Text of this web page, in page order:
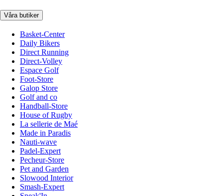
Våra butiker
Basket-Center
Daily Bikers
Direct Running
Direct-Volley
Espace Golf
Foot-Store
Galop Store
Golf and co
Handball-Store
House of Rugby
La sellerie de Maé
Made in Paradis
Nauti-wave
Padel-Expert
Pecheur-Store
Pet and Garden
Slowood Interior
Smash-Expert